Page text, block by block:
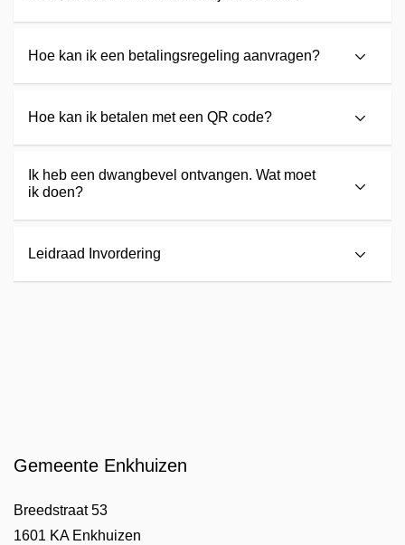
Hoe kan ik een betalingsregeling aanvragen?
Hoe kan ik betalen met een QR code?
Ik heb een dwangbevel ontvangen. Wat moet
ik doen?
Leidraad Invordering
Gemeente Enkhuizen
Breedstraat 53
1601 KA Enkhuizen